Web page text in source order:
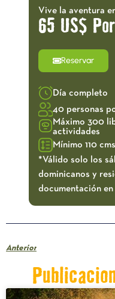
Vive la aventura
65 US$
Reservar
Día completo
40 personas
Máximo 300
actividades
Mínimo 110
*Válido solo los
dominicanos y
documentación
Anterior